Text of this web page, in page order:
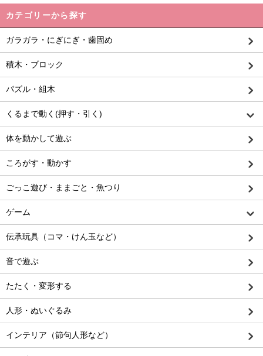
カテゴリーから探す
ガラガラ・にぎにぎ・歯固め
積木・ブロック
パズル・組木
くるまで動く(押す・引く)
体を動かして遊ぶ
ころがす・動かす
ごっこ遊び・ままごと・魚つり
ゲーム
伝承玩具（コマ・けん玉など）
音で遊ぶ
たたく・変形する
人形・ぬいぐるみ
インテリア（節句人形など）